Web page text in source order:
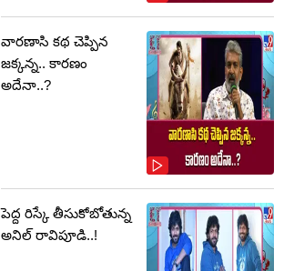
వారణాసి కథ చెప్పిన
జక్కన్న.. కారణం
అదేనా..?
పెద్ద రిస్కే తీసుకోబోతున్న
అనిల్ రావిపూడి..!